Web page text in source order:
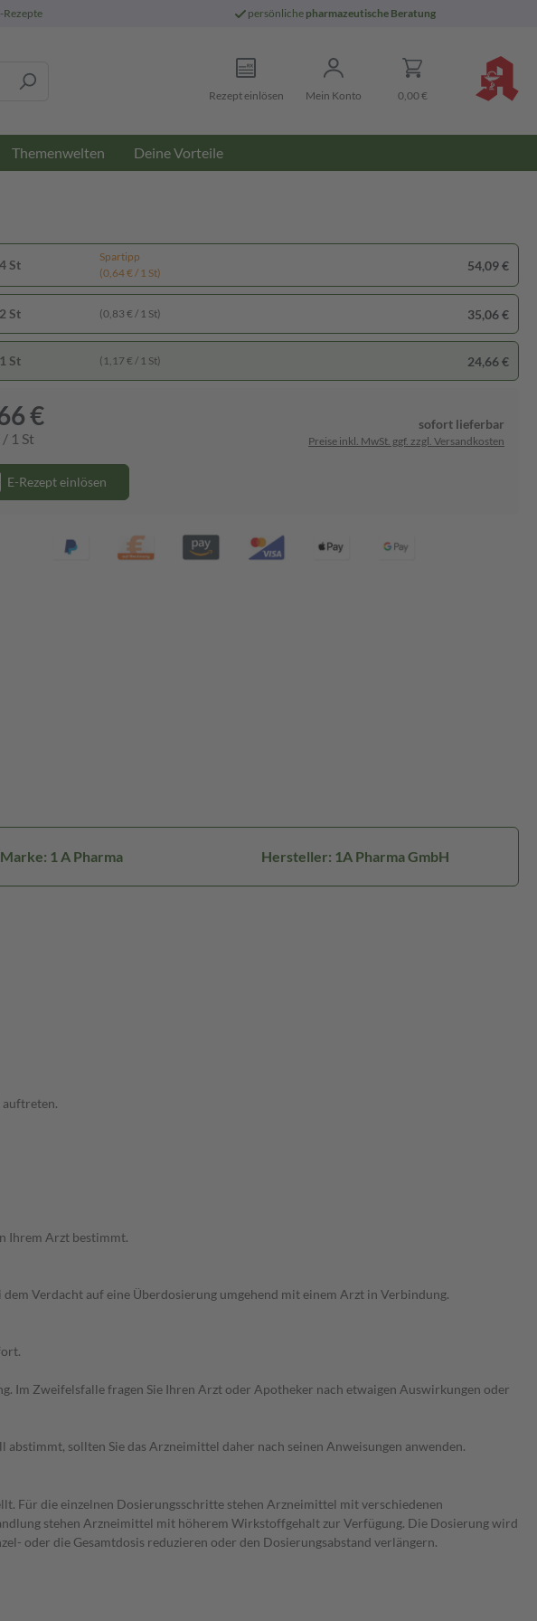
Rezepte persönliche pharmazeutische Beratung
Rezept einlösen Mein Konto 0,00 €
Themenwelten Deine Vorteile
St
Spartipp
(0,64 € / 1 St)
54,09 €
St (0,83 € / 1 St) 35,06 €
St (1,17 € / 1 St) 24,66 €
€
/ 1 St
sofort lieferbar
Preise inkl. MwSt. ggf. zzgl. Versandkosten
E-Rezept einlösen
Marke: 1 A Pharma Hersteller: 1A Pharma GmbH
auftreten.
Ihrem Arzt bestimmt.
Verdacht auf eine Überdosierung umgehend mit einem Arzt in Verbindung.
Im Zweifelsfalle fragen Sie Ihren Arzt oder Apotheker nach etwaigen Auswirkungen oder
sollten Sie das Arzneimittel daher nach seinen Anweisungen anwenden.
Für die einzelnen Dosierungsschritte stehen Arzneimittel mit verschiedenen
stehen Arzneimittel mit höherem Wirkstoffgehalt zur Verfügung. Die Dosierung wird
oder die Gesamtdosis reduzieren oder den Dosierungsabstand verlängern.